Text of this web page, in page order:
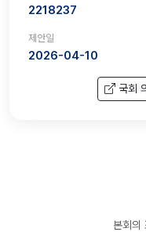
2218237
제안일
2026-04-10
국회
본회의